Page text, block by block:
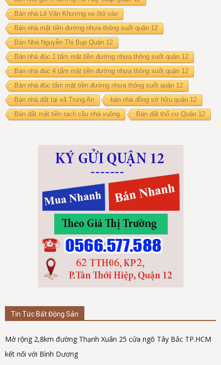
Bán nhà Lê Văn Khương xe ôtô vào
Bán nhà mặt tiền đường nhựa thông suốt quận 12
Bán Nhà Nguyễn Thị Bụp Quận 12
Bán nhà đúc 1 tấm mặt tiền đường nhựa thông suốt quận 12
Bán nhà đúc 4 tấm mặt tiền đường nhựa thông suốt quận 12
Bán nhà đúc tấm mặt tiền đường nhựa thông suốt quận 12
Bán nhà đất tại xã Trung An
bán nhà đồng sở hữu quận 12
Bán đất mặt tiền rạch cầu nhà vuông
Bán đất thổ cư Quận 12
Tin Tức Bất Động Sản
Mở rộng 2,8km đường Thạnh Xuân 25 cửa ngõ Tây Bắc TP.HCM
kết nối với Bình Dương